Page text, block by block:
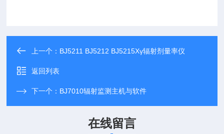
上一个： BJ5211 BJ5212 BJ5215Xγ辐射剂量率仪
返回列表
下一个： BJ7010辐射监测主机与软件
在线留言